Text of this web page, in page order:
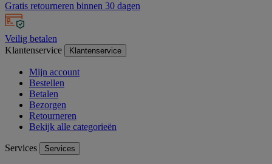
Gratis retourneren binnen 30 dagen
Veilig betalen
Klantenservice
Klantenservice
Mijn account
Bestellen
Betalen
Bezorgen
Retourneren
Bekijk alle categorieën
Services Services